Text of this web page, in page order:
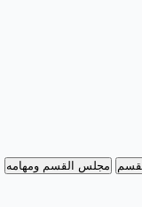
مجلس القسم ومهامه